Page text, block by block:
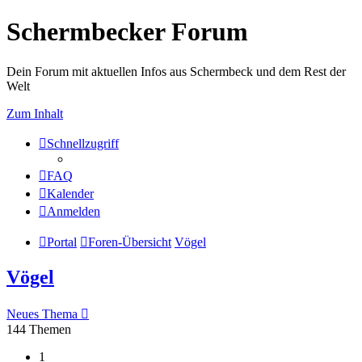
Schermbecker Forum
Dein Forum mit aktuellen Infos aus Schermbeck und dem Rest der
Welt
Zum Inhalt
Schnellzugriff
FAQ
Kalender
Anmelden
Portal Foren-Übersicht Vögel
Vögel
Neues Thema
144 Themen
1